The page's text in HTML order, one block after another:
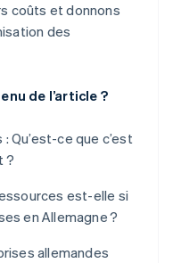
coûts et donnons
des
de l’article ?
Qu’est-ce que c’est
?
est-elle si
en Allemagne ?
allemandes